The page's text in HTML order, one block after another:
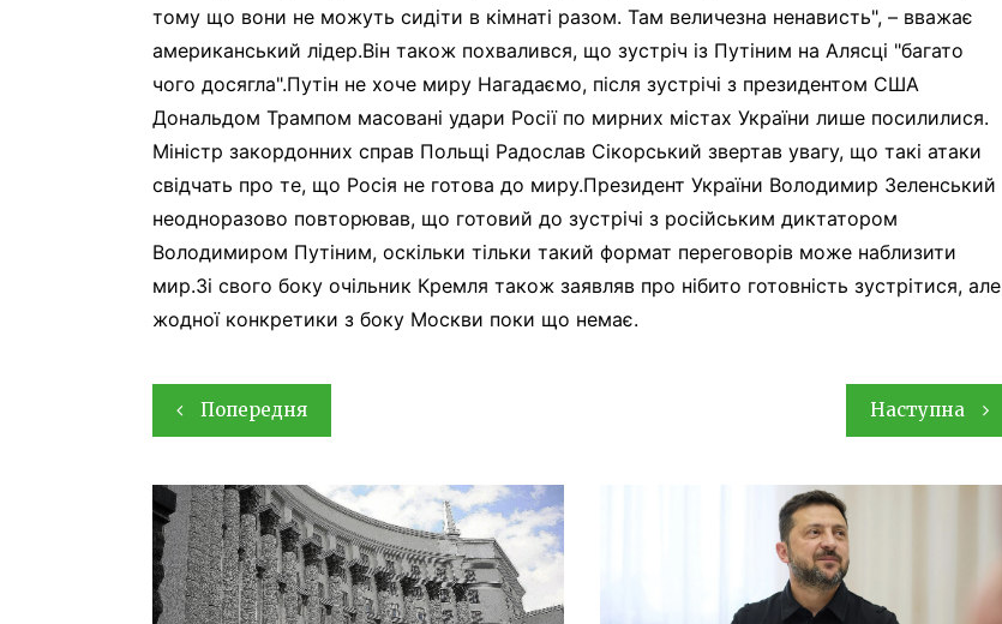
тому що вони не можуть сидіти в кімнаті разом. Там величезна ненависть", – вважає
американський лідер.Він також похвалився, що зустріч із Путіним на Алясці "багато
чого досягла".Путін не хоче миру Нагадаємо, після зустрічі з президентом США
Дональдом Трампом масовані удари Росії по мирних містах України лише посилилися.
Міністр закордонних справ Польщі Радослав Сікорський звертав увагу, що такі атаки
свідчать про те, що Росія не готова до миру.Президент України Володимир Зеленський
неодноразово повторював, що готовий до зустрічі з російським диктатором
Володимиром Путіним, оскільки тільки такий формат переговорів може наблизити
мир.Зі свого боку очільник Кремля також заявляв про нібито готовність зустрітися, але
жодної конкретики з боку Москви поки що немає.
Навігація
записів
Попередня Наступна